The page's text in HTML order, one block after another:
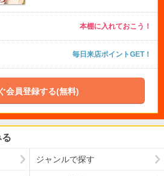
本棚に入れておこう！
毎日来店ポイントGET！
会員登録する(無料)
ジャンルで探す